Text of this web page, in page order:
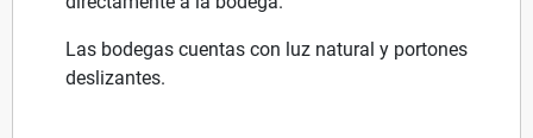
Las bodegas cuentas con luz natural y portones
deslizantes.